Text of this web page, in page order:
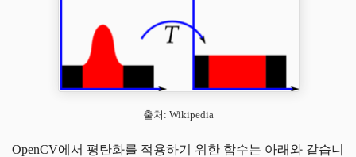
출처: Wikipedia
OpenCV에서 평탄화를 적용하기 위한 함수는 아래와 같습니